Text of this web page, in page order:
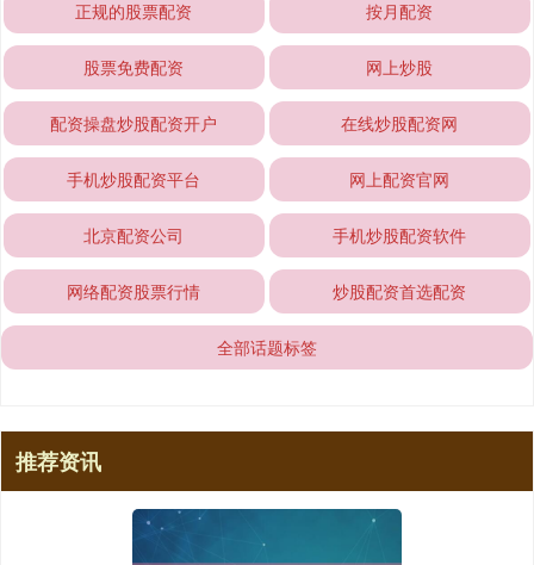
正规的股票配资 按月配资
股票免费配资 网上炒股
配资操盘炒股配资开户 在线炒股配资网
手机炒股配资平台 网上配资官网
北京配资公司 手机炒股配资软件
网络配资股票行情 炒股配资首选配资
全部话题标签
推荐资讯